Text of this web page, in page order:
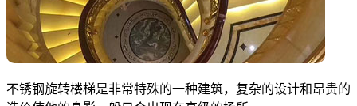
不锈钢旋转楼梯是非常特殊的一种建筑，复杂的设计和昂贵的